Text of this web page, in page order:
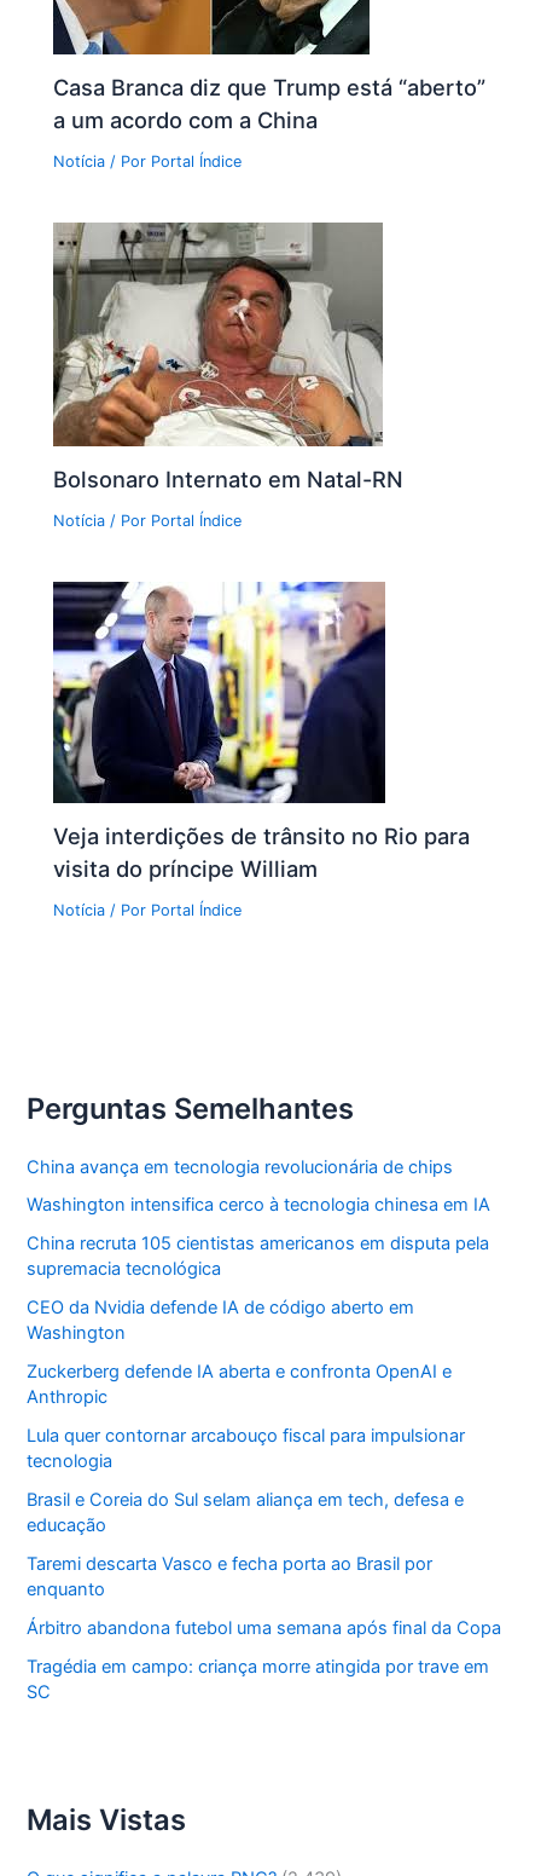
Casa Branca diz que Trump está “aberto”
a um acordo com a China
Notícia / Por Portal Índice
Bolsonaro Internato em Natal-RN
Notícia / Por Portal Índice
Veja interdições de trânsito no Rio para
visita do príncipe William
Notícia / Por Portal Índice
Perguntas Semelhantes
China avança em tecnologia revolucionária de chips
Washington intensifica cerco à tecnologia chinesa em IA
China recruta 105 cientistas americanos em disputa pela
supremacia tecnológica
CEO da Nvidia defende IA de código aberto em
Washington
Zuckerberg defende IA aberta e confronta OpenAI e
Anthropic
Lula quer contornar arcabouço fiscal para impulsionar
tecnologia
Brasil e Coreia do Sul selam aliança em tech, defesa e
educação
Taremi descarta Vasco e fecha porta ao Brasil por
enquanto
Árbitro abandona futebol uma semana após final da Copa
Tragédia em campo: criança morre atingida por trave em
SC
Mais Vistas